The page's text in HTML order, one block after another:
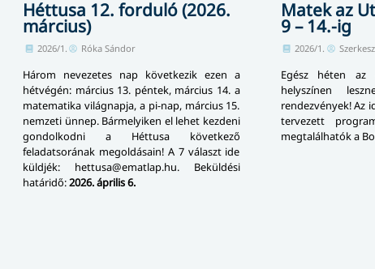
Héttusa 12. forduló (2026.
március)
2026/1. Róka Sándor
Három nevezetes nap következik ezen a
hétvégén: március 13. péntek, március 14. a
matematika világnapja, a pi-nap, március 15.
nemzeti ünnep. Bármelyiken el lehet kezdeni
gondolkodni a Héttusa következő
feladatsorának megoldásain! A 7 választ ide
küldjék: hettusa@ematlap.hu. Beküldési
határidő:2026. április 6.
Matek az
9 – 14.-ig
2026/1.
Egész héten az
helyszínen
rendezvények! Az
tervezett
megtalálhatók a